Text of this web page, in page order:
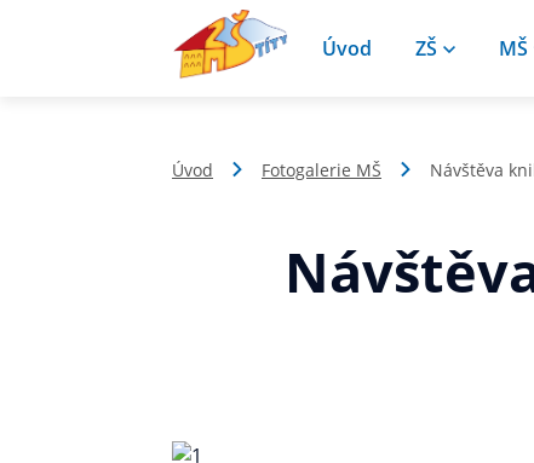
Úvod ZŠ MŠ
Úvod Fotogalerie MŠ Návštěva